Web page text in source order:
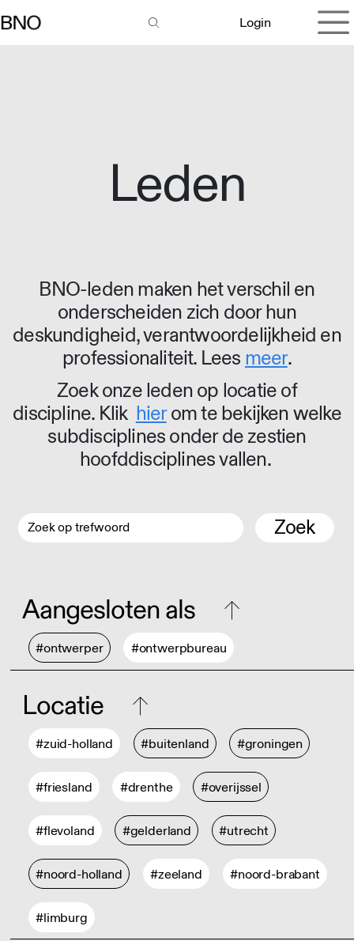
Login
Leden
BNO-leden maken het verschil en
onderscheiden zich door hun
deskundigheid, verantwoordelijkheid en
professionaliteit. Lees meer.
Zoek onze leden op locatie of
discipline. Klik hierom te bekijken welke
subdisciplines onder de zestien
hoofddisciplines vallen.
Zoek
Aangesloten als
#ontwerper #ontwerpbureau
Locatie
#zuid-holland #buitenland #groningen
#friesland #drenthe #overijssel
#flevoland #gelderland #utrecht
#noord-holland #zeeland #noord-brabant
#limburg